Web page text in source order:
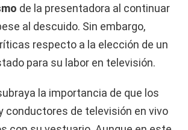
de la presentadora al continuar
al descuido. Sin embargo,
respecto a la elección de un
para su labor en televisión.
la importancia de que los
conductores de televisión en vivo